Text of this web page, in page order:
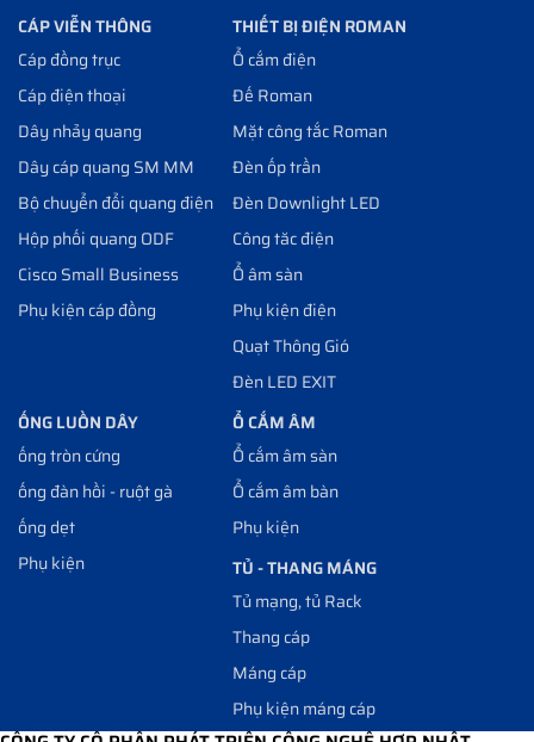
CÁP VIỄN THÔNG
Cáp đồng trục
Cáp điện thoại
Dây nhảy quang
Dây cáp quang SM MM
Bộ chuyển đổi quang điện
Hộp phối quang ODF
Cisco Small Business
Phụ kiện cáp đồng
THIẾT BỊ ĐIỆN ROMAN
Ổ cắm điện
Đế Roman
Mặt công tắc Roman
Đèn ốp trần
Đèn Downlight LED
Công tăc điện
Ổ âm sàn
Phụ kiện điện
Quạt Thông Gió
Đèn LED EXIT
ỐNG LUỒN DÂY
ống tròn cứng
ống đàn hồi - ruột gà
ống dẹt
Phụ kiện
Ổ CẮM ÂM
Ổ cắm âm sàn
Ổ cắm âm bàn
Phụ kiện
TỦ - THANG MÁNG
Tủ mạng, tủ Rack
Thang cáp
Máng cáp
Phụ kiện máng cáp